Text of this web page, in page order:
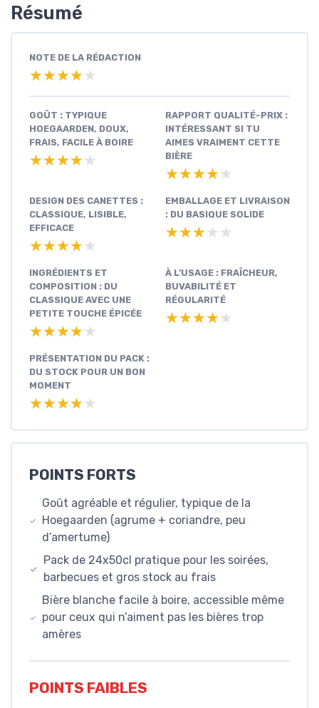
Résumé
NOTE DE LA RÉDACTION
★★★★★
★★★★★
GOÛT : TYPIQUE
HOEGAARDEN, DOUX,
FRAIS, FACILE À BOIRE
★★★★★
★★★★★
RAPPORT QUALITÉ-PRIX :
INTÉRESSANT SI TU
AIMES VRAIMENT CETTE
BIÈRE
★★★★★
★★★★★
DESIGN DES CANETTES :
CLASSIQUE, LISIBLE,
EFFICACE
★★★★★
★★★★★
EMBALLAGE ET LIVRAISON
: DU BASIQUE SOLIDE
★★★★★
★★★★★
INGRÉDIENTS ET
COMPOSITION : DU
CLASSIQUE AVEC UNE
PETITE TOUCHE ÉPICÉE
★★★★★
★★★★★
À L’USAGE : FRAÎCHEUR,
BUVABILITÉ ET
RÉGULARITÉ
★★★★★
★★★★★
PRÉSENTATION DU PACK :
DU STOCK POUR UN BON
MOMENT
★★★★★
★★★★★
POINTS FORTS
Goût agréable et régulier, typique de la
Hoegaarden (agrume + coriandre, peu
d’amertume)
Pack de 24x50cl pratique pour les soirées,
barbecues et gros stock au frais
Bière blanche facile à boire, accessible même
pour ceux qui n’aiment pas les bières trop
amères
POINTS FAIBLES